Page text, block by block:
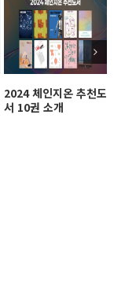
2024 체인지온 추천도
서 10권 소개